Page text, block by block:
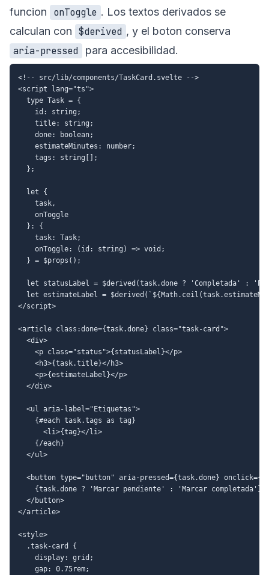
funcion onToggle . Los textos derivados se
calculan con $derived , y el boton conserva
aria-pressed
para accesibilidad.
<!-- src/lib/components/TaskCard.svelte -->
<script lang="ts">
  type Task = {
    id: string;
    title: string;
    done: boolean;
    estimateMinutes: number;
    tags: string[];
  };
  let {
    task,
    onToggle
  }: {
    task: Task;
    onToggle: (id: string) => void;
  } = $props();
let statusLabel = $derived(task.done ? 'Completada' :
let estimateLabel =
</script>
<article class:done={task.done} class="task-card">
  <div>
    <p class="status">{statusLabel}</p>
    <h3>{task.title}</h3>
    <p>{estimateLabel}</p>
  </div>
  <ul aria-label="Etiquetas">
    {#each task.tags as tag}
      <li>{tag}</li>
    {/each}
  </ul>
<button type="button" aria-pressed={task.done}
    {task.done ? 'Marcar pendiente' : 'Marcar completada'}
  </button>
</article>
<style>
  .task-card {
    display: grid;
    gap: 0.75rem;